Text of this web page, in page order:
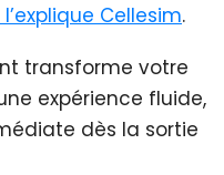
Cellesim.
transforme votre
expérience fluide,
dès la sortie